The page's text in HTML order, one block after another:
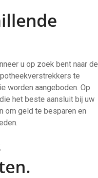
u op zoek bent naar de
te
worden aangeboden. Op
het beste aansluit bij uw
om geld te besparen en